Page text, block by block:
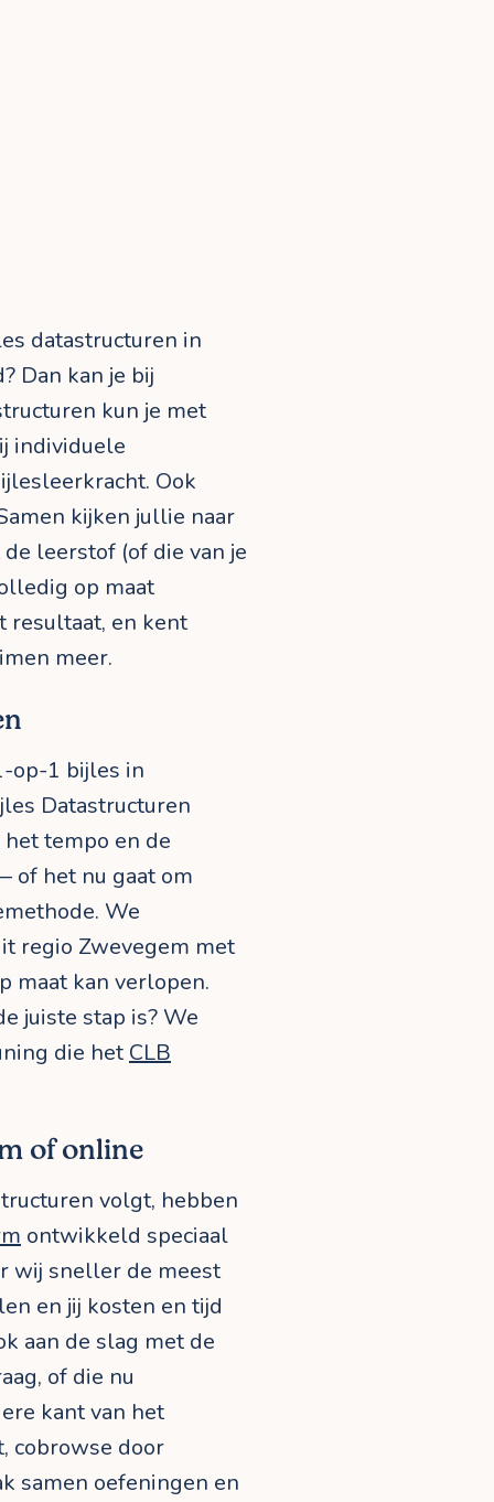
datastructuren in
Dan kan je bij
kun je met
individuele
Ook
kijken jullie naar
leerstof (of die van je
op maat
resultaat, en kent
meer.
op-1 bijles in
Datastructuren
tempo en de
of het nu gaat om
We
regio Zwevegem met
maat kan verlopen.
juiste stap is? We
die het CLB
of online
volgt, hebben
ontwikkeld speciaal
wij sneller de meest
en jij kosten en tijd
aan de slag met de
of die nu
kant van het
cobrowse door
samen oefeningen en